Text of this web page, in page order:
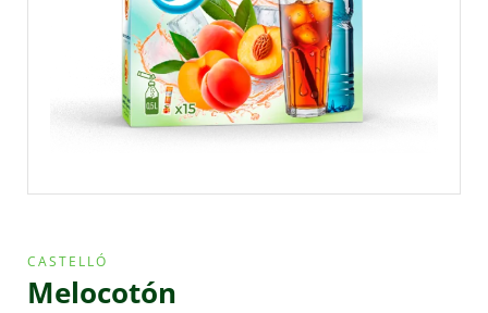
CASTELLÓ
Melocotón